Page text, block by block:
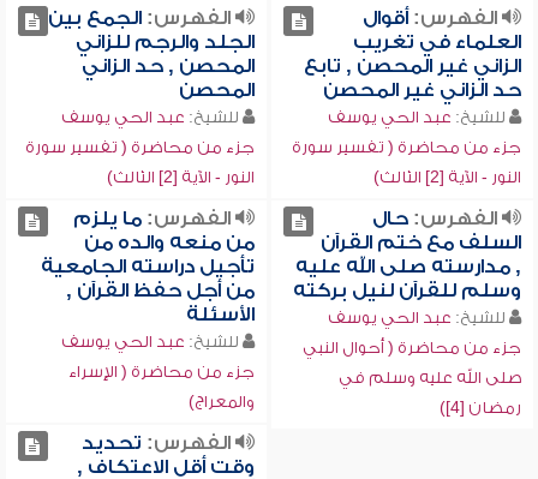
الفهرس:أقوال
العلماء في تغريب
الزاني غير المحصن , تابع
حد الزاني غير المحصن
للشيخ: عبد الحي يوسف
جزء من محاضرة ( تفسير سورة
النور - الآية [2] الثالث)
الفهرس:الجمع بين
الجلد والرجم للزاني
المحصن , حد الزاني
المحصن
للشيخ: عبد الحي يوسف
جزء من محاضرة ( تفسير سورة
النور - الآية [2] الثالث)
الفهرس:حال
السلف مع ختم القرآن
, مدارسته صلى الله عليه
وسلم للقرآن لنيل بركته
للشيخ: عبد الحي يوسف
جزء من محاضرة ( أحوال النبي
صلى الله عليه وسلم في
رمضان [4])
الفهرس:ما يلزم
من منعه والده من
تأجيل دراسته الجامعية
من أجل حفظ القرآن ,
الأسئلة
للشيخ: عبد الحي يوسف
جزء من محاضرة ( الإسراء
والمعراج)
الفهرس: تحديد
وقت أقل الاعتكاف ,